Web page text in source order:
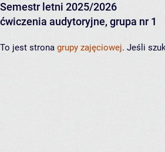
Semestr letni 2025/2026
ćwiczenia audytoryjne, grupa nr 1
To jest strona grupy zajęciowej. Jeśli